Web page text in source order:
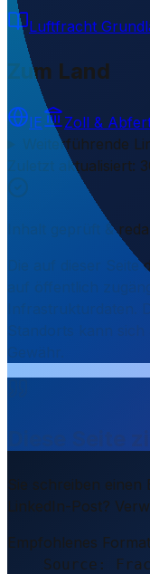
Luftfracht
Zum Land
IE
Zoll &
Weiterführende
Zuletzt aktualisiert:
Inhalt geprüft &
Die auf dieser
auf öffentlich
Infrastrukturdaten.
Standorts kann
Sie schreiben einen
LinkedIn-Post?
Empfohlenes Format
Source: